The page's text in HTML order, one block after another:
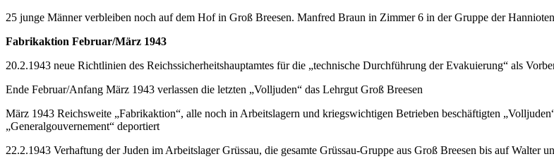
25 junge Männer verbleiben noch auf dem Hof in Groß Breesen. Manfred Braun in Zimmer 6 in der Gruppe der
Fabrikaktion Februar/März 1943
20.2.1943 neue Richtlinien des Reichssicherheitshauptamtes für die „technische Durchführung der Evakuierung“ als
Ende Februar/Anfang März 1943 verlassen die letzten „Volljuden“ das Lehrgut Groß Breesen
März 1943 Reichsweite „Fabrikaktion“, alle noch in Arbeitslagern und kriegswichtigen Betrieben beschäftigten
„Generalgouvernement“ deportiert
22.2.1943 Verhaftung der Juden im Arbeitslager Grüssau, die gesamte Grüssau-Gruppe aus Groß Breesen bis auf Walter